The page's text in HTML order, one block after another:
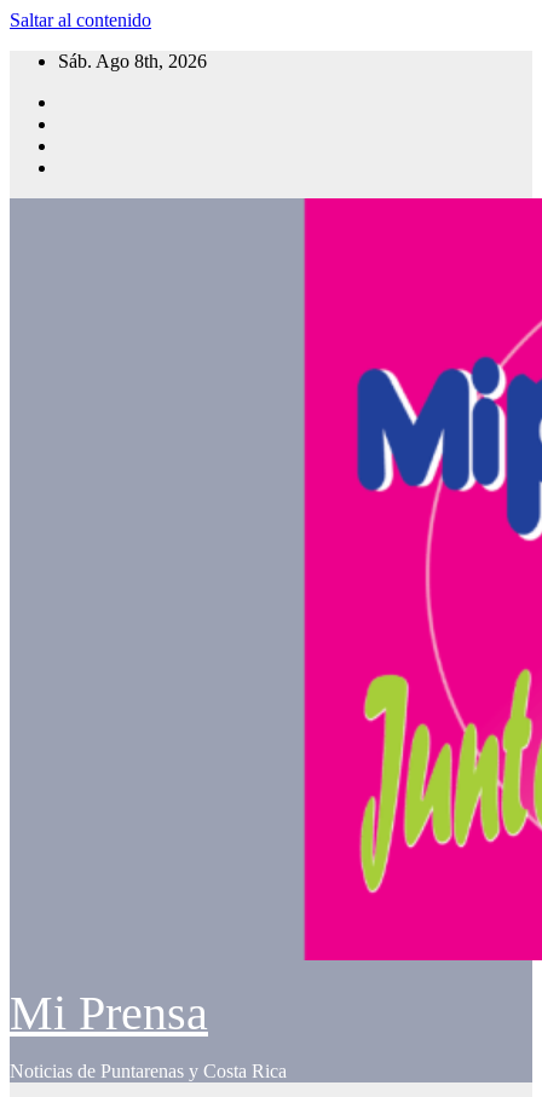
Saltar al contenido
Sáb. Ago 8th, 2026
Mi Prensa
Noticias de Puntarenas y Costa Rica